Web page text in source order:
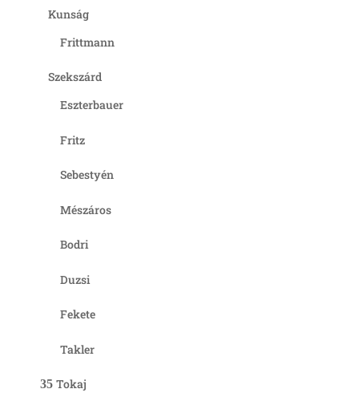
Kunság
Frittmann
Szekszárd
Eszterbauer
Fritz
Sebestyén
Mészáros
Bodri
Duzsi
Fekete
Takler
Tokaj